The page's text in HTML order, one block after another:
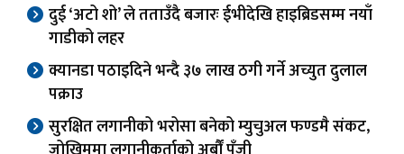
दुई ‘अटो शो’ ले तताउँदै बजारः ईभीदेखि हाइब्रिडसम्म नयाँ
गाडीको लहर
क्यानडा पठाइदिने भन्दै ३७ लाख ठगी गर्ने अच्युत दुलाल
पक्राउ
सुरक्षित लगानीको भरोसा बनेको म्युचुअल फण्डमै संकट,